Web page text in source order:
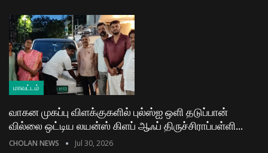
மாவட்டம்
வாகன முகப்பு விளக்குகளில் புல்ஸ்ஐ ஒளி தடுப்பான்
வில்லை ஒட்டிய லயன்ஸ் கிளப் ஆஃப் திருச்சிராப்பள்ளி…
CHOLAN NEWS Jul 30, 2026